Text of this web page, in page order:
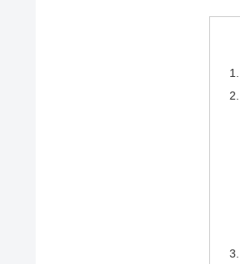
そこで今回は、紙粘土の自由